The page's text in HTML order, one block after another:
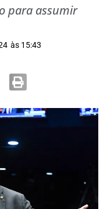
para assumir
às 15:43